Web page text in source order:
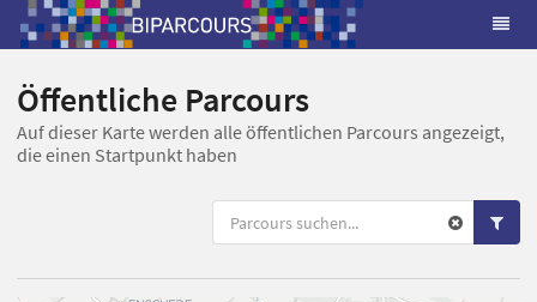
Öffentliche Parcours
Auf dieser Karte werden alle öffentlichen Parcours angezeigt,
die einen Startpunkt haben